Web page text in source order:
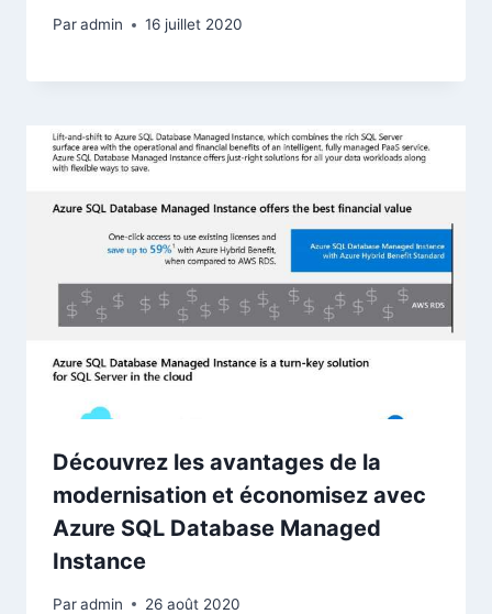
Paradmin 16 juillet 2020
Découvrez les avantages de la
modernisation et économisez avec
Azure SQL Database Managed
Instance
Paradmin 26 août 2020